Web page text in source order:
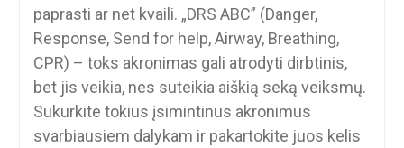
paprasti ar net kvaili. „DRS ABC” (Danger,
Response, Send for help, Airway, Breathing,
CPR) – toks akronimas gali atrodyti dirbtinis,
bet jis veikia, nes suteikia aiškią seką veiksmų.
Sukurkite tokius įsimintinus akronimus
svarbiausiem dalykam ir pakartokite juos kelis